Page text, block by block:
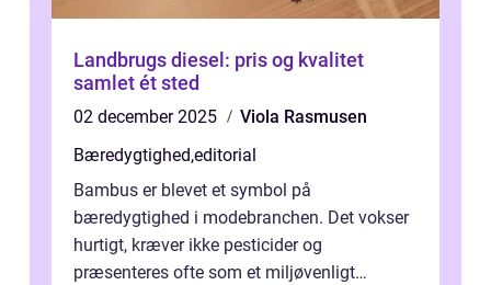
Landbrugs diesel: pris og kvalitet
samlet ét sted
02 december 2025
Viola Rasmusen
Bæredygtighed,editorial
Bambus er blevet et symbol på
bæredygtighed i modebranchen. Det vokser
hurtigt, kræver ikke pesticider og
præsenteres ofte som et miljøvenligt